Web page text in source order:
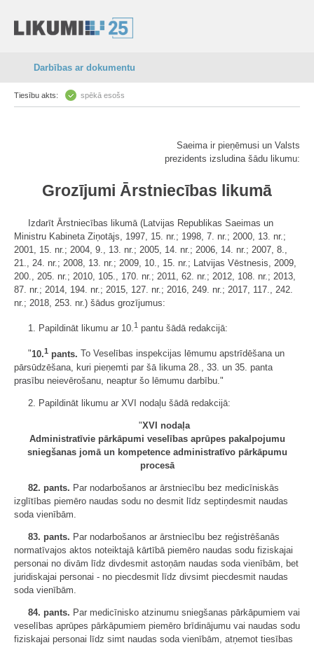
Darbības ar dokumentu
Tiesību akts: spēkā esošs
Saeima ir pieņēmusi un Valsts
prezidents izsludina šādu likumu:
Grozījumi Ārstniecības likumā
Izdarīt Ārstniecības likumā (Latvijas Republikas Saeimas un
Ministru Kabineta Ziņotājs, 1997, 15. nr.; 1998, 7. nr.; 2000, 13. nr.;
2001, 15. nr.; 2004, 9., 13. nr.; 2005, 14. nr.; 2006, 14. nr.; 2007, 8.,
21., 24. nr.; 2008, 13. nr.; 2009, 10., 15. nr.; Latvijas Vēstnesis, 2009,
200., 205. nr.; 2010, 105., 170. nr.; 2011, 62. nr.; 2012, 108. nr.; 2013,
87. nr.; 2014, 194. nr.; 2015, 127. nr.; 2016, 249. nr.; 2017, 117., 242.
nr.; 2018, 253. nr.) šādus grozījumus:
1. Papildināt likumu ar 10.1 pantu šādā redakcijā:
"10.1 pants. To Veselības inspekcijas lēmumu apstrīdēšana un
pārsūdzēšana, kuri pieņemti par šā likuma 28., 33. un 35. panta
prasību neievērošanu, neaptur šo lēmumu darbību."
2. Papildināt likumu ar XVI nodaļu šādā redakcijā:
"XVI nodaļa
Administratīvie pārkāpumi veselības aprūpes pakalpojumu
sniegšanas jomā un kompetence administratīvo pārkāpumu
procesā
82. pants. Par nodarbošanos ar ārstniecību bez medicīniskās
izglītības piemēro naudas sodu no desmit līdz septiņdesmit naudas
soda vienībām.
83. pants. Par nodarbošanos ar ārstniecību bez reģistrēšanās
normatīvajos aktos noteiktajā kārtībā piemēro naudas sodu fiziskajai
personai no divām līdz divdesmit astoņām naudas soda vienībām, bet
juridiskajai personai - no piecdesmit līdz divsimt piecdesmit naudas
soda vienībām.
84. pants. Par medicīnisko atzinumu sniegšanas pārkāpumiem vai
veselības aprūpes pārkāpumiem piemēro brīdinājumu vai naudas sodu
fiziskajai personai līdz simt naudas soda vienībām, atņemot tiesības